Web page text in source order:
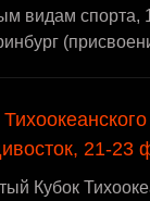
видам спорта,
21-23
Кубок